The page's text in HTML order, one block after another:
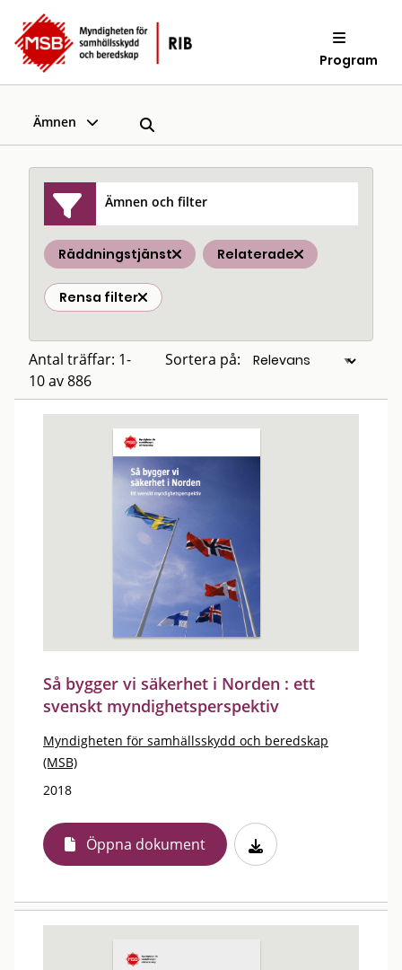
Program
Ämnen
Ämnen och filter
Räddningstjänst Relaterade
Rensa filter
Antal träffar: 1-
10 av 886
Sortera på:
Så bygger vi säkerhet i Norden : ett
svenskt myndighetsperspektiv
Myndigheten för samhällsskydd och beredskap
(MSB)
2018
Öppna dokument